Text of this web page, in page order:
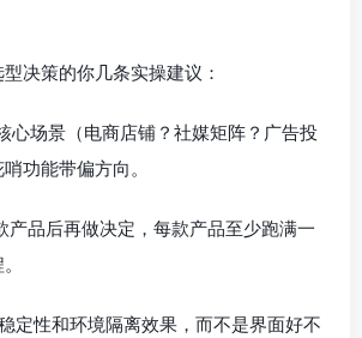
决策的你几条实操建议：
心场景（电商店铺？社媒矩阵？广告投
功能带偏方向。
品后再做决定，每款产品至少跑满一
定性和环境隔离效果，而不是界面好不